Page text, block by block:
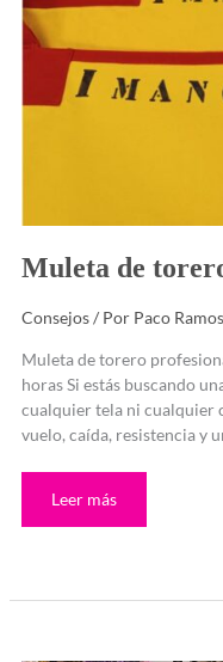
Muleta de
Consejos/ Por Paco Ramos
Muleta de torero
horas Si estás buscando
cualquier tela ni cualquier
vuelo, caída, resistencia y
Leer más